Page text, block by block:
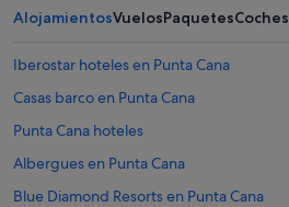
AlojamientosVuelosPaquetesCoches
Iberostar hoteles en Punta Cana
Casas barco en Punta Cana
Punta Cana hoteles
Albergues en Punta Cana
Blue Diamond Resorts en Punta Cana